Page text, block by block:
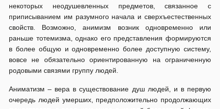
некоторых неодушевленных предметов, связанное с
приписыванием им разумного начала и сверхъестественных
свойств. Возможно, анимизм возник одновременно или
раньше тотемизма, однако его представления формируются
в более общую и одновременно более доступную систему,
вовсе не обязательно ориентированную на ограниченную
родовыми связями группу людей.
Аниматизм – вера в существование душ людей, и в первую
очередь людей умерших, предположительно продолжающих